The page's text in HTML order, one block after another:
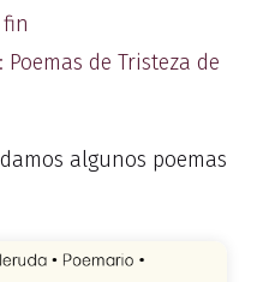
de Tristeza de
algunos poemas